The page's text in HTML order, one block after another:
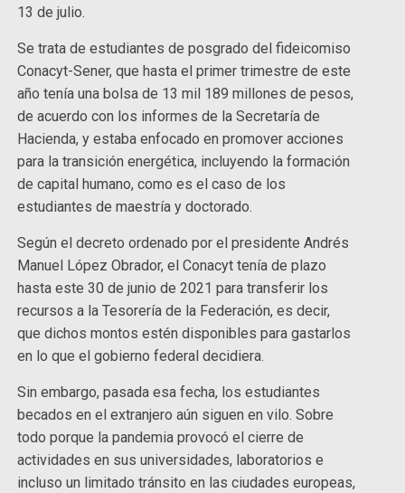
13 de julio.
Se trata de estudiantes de posgrado del fideicomiso
Conacyt-Sener, que hasta el primer trimestre de este
año tenía una bolsa de 13 mil 189 millones de pesos,
de acuerdo con los informes de la Secretaría de
Hacienda, y estaba enfocado en promover acciones
para la transición energética, incluyendo la formación
de capital humano, como es el caso de los
estudiantes de maestría y doctorado.
Según el decreto ordenado por el presidente Andrés
Manuel López Obrador, el Conacyt tenía de plazo
hasta este 30 de junio de 2021 para transferir los
recursos a la Tesorería de la Federación, es decir,
que dichos montos estén disponibles para gastarlos
en lo que el gobierno federal decidiera.
Sin embargo, pasada esa fecha, los estudiantes
becados en el extranjero aún siguen en vilo. Sobre
todo porque la pandemia provocó el cierre de
actividades en sus universidades, laboratorios e
incluso un limitado tránsito en las ciudades europeas,